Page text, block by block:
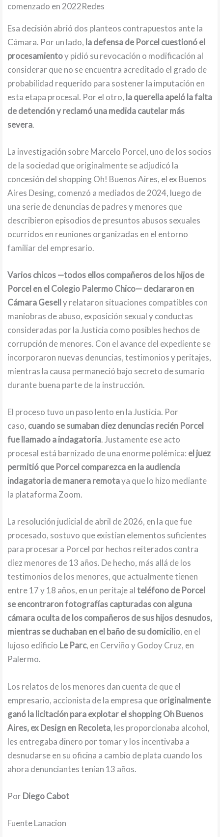
comenzado en 2022Redes
Esa decisión abrió dos planteos contrapuestos ante la
Cámara. Por un lado, la defensa de Porcel cuestionó el
procesamientoy pidió su revocación o modificación al
considerar que no se encuentra acreditado el grado de
probabilidad requerido para sostener la imputación en
esta etapa procesal. Por el otro, la querella apeló la falta
de detención y reclamó una medida cautelar más
severa.
La investigación sobre Marcelo Porcel, uno de los socios
de la sociedad que originalmente se adjudicó la
concesión del shopping Oh! Buenos Aires, el ex Buenos
Aires Desing, comenzó a mediados de 2024, luego de
una serie de denuncias de padres y menores que
describieron episodios de presuntos abusos sexuales
ocurridos en reuniones organizadas en el entorno
familiar del empresario.
Varios chicos —todos ellos compañeros de los hijos de
Porcel en el Colegio Palermo Chico—declararon en
Cámara Geselly relataron situaciones compatibles con
maniobras de abuso, exposición sexual y conductas
consideradas por la Justicia como posibles hechos de
corrupción de menores. Con el avance del expediente se
incorporaron nuevas denuncias, testimonios y peritajes,
mientras la causa permaneció bajo secreto de sumario
durante buena parte de la instrucción.
El proceso tuvo un paso lento en la Justicia. Por
caso, cuando se sumaban diez denuncias recién Porcel
fue llamado a indagatoria. Justamente ese acto
procesal está barnizado de una enorme polémica: el juez
permitió que Porcel comparezca en la audiencia
indagatoria de manera remotaya que lo hizo mediante
la plataforma Zoom.
La resolución judicial de abril de 2026, en la que fue
procesado, sostuvo que existían elementos suficientes
para procesar a Porcel por hechos reiterados contra
diez menores de 13 años. De hecho, más allá de los
testimonios de los menores, que actualmente tienen
entre 17 y 18 años, en un peritaje alteléfono de Porcel
se encontraron fotografías capturadas con alguna
cámara oculta de los compañeros de sus hijos desnudos,
mientras se duchaban en el baño de su domicilio, en el
lujoso edificio Le Parc, en Cerviño y Godoy Cruz, en
Palermo.
Los relatos de los menores dan cuenta de que el
empresario, accionista de la empresa queoriginalmente
ganó la licitación para explotar el shopping Oh Buenos
Aires, ex Design en Recoleta, les proporcionaba alcohol,
les entregaba dinero por tomar y los incentivaba a
desnudarse en su oficina a cambio de plata cuando los
ahora denunciantes tenían 13 años.
Por Diego Cabot
Fuente Lanacion